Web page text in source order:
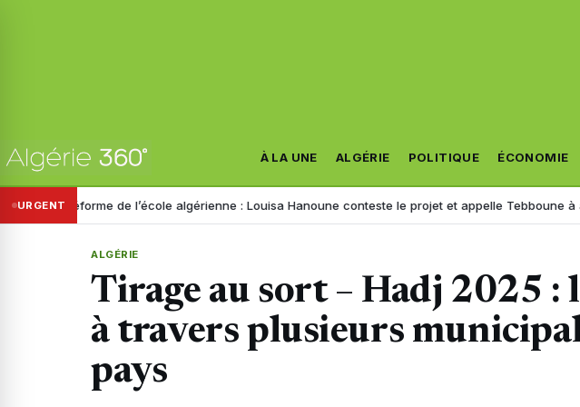
À LA UNE ALGÉRIE POLITIQUE ÉCONOMIE
URGENTde l’école algérienne : Louisa Hanoune conteste le projet et appelle Tebboune à agir (vidéo)
ALGÉRIE
Tirage au sort – Hadj 2025 :
à travers plusieurs
pays